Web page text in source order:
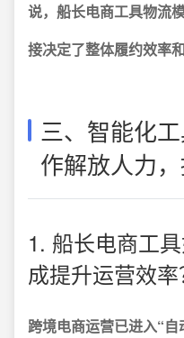
说，船长电商工具物流
接决定了整体履约效率
三、智能化
作解放人力
1. 船长电商工
成提升运营效率
跨境电商运营已进入“